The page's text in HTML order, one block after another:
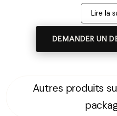
Des matériaux
chaque
Le totem aluminium séduit les
structure rigide, il conserve
dans les zones de fort
moderne apporte une touche
Lire la
DEMANDER UN
Autres produits